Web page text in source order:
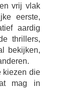
vrij vlak
eerste,
aardig
thrillers,
bekijken,
kiezen die
mag in